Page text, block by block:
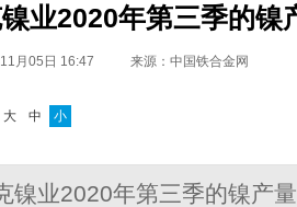
业2020年第三季的镍
月05日 16:47 来源：中国铁合金网
大 中
小
镍业2020年第三季的镍产